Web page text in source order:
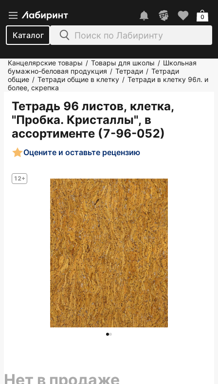
Каталог
0
Канцелярские товары / Товары для школы / Школьная
бумажно-беловая продукция / Тетради / Тетради
общие / Тетради общие в клетку / Тетради в клетку 96л. и
более, скрепка
Тетрадь 96 листов, клетка,
"Пробка. Кристаллы", в
ассортименте (7-96-052)
12+
Оцените и оставьте рецензию
Нет в продаже